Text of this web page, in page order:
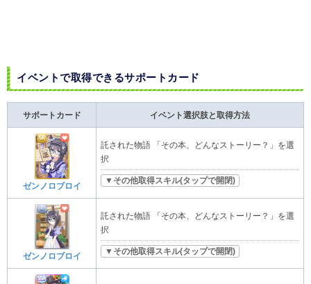
イベントで取得できるサポートカード
サポートカード イベント選択肢と取得方法
ゼンノロブロイ
託された物語 「その本、どんなストーリー？」を選
択
▼その他取得スキル(タップで開閉)
ゼンノロブロイ
託された物語 「その本、どんなストーリー？」を選
択
▼その他取得スキル(タップで開閉)